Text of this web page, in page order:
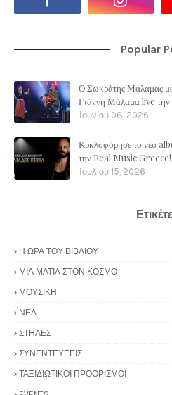
Popular
Ο Σωκράτης Μάλαμας με
Γιάννη Μάλαμα live
Ιουνίου 08, 2026
Κυκλοφόρησε το νέο
την Real Music Greece!
Ιουλίου 15, 2026
Η ΩΡΑ ΤΟΥ ΒΙΒΛΙΟΥ
ΜΙΑ ΜΑΤΙΑ ΣΤΟΝ ΚΟΣΜΟ
ΜΟΥΣΙΚΗ
ΝΕΑ
ΣΤΗΛΕΣ
ΣΥΝΕΝΤΕΥΞΕΙΣ
ΤΑΞΙΔΙΩΤΙΚΟΙ ΠΡΟΟΡΙΣΜΟΙ